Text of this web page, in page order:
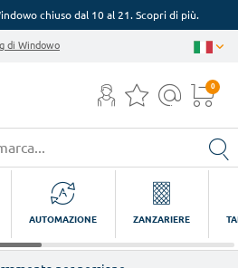
chiuso dal 10 al 21. Scopri di più.
di Windowo
0
AUTOMAZIONE ZANZARIERE